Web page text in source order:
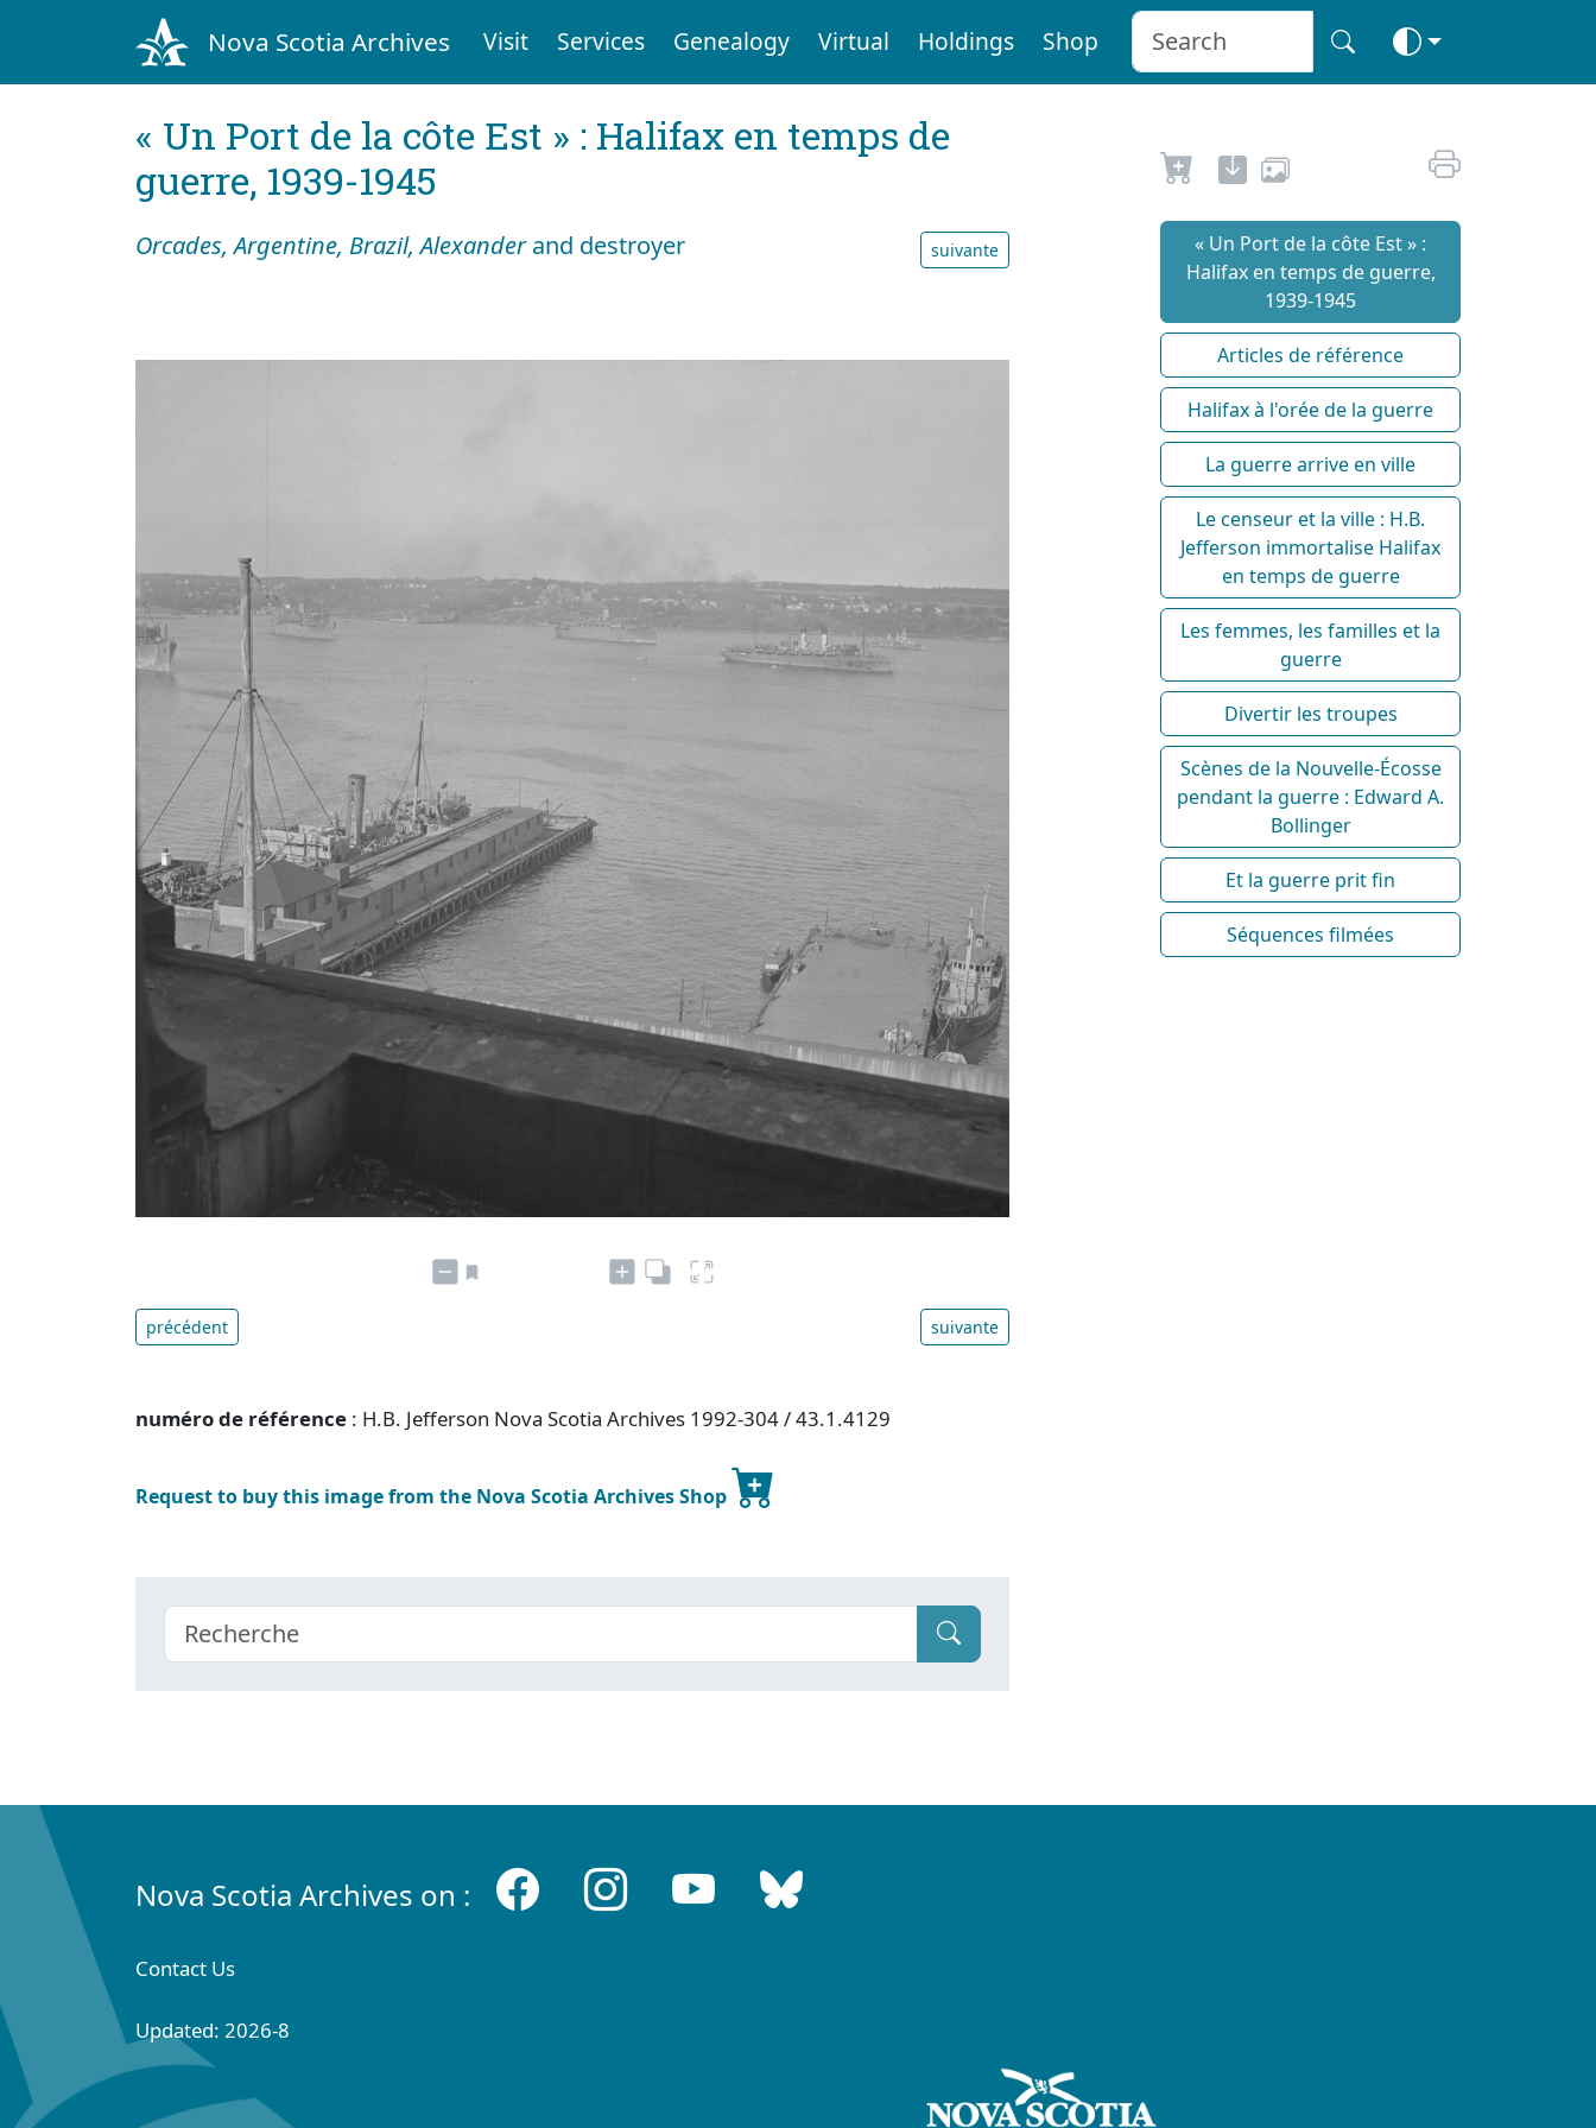
Nova Scotia Archives Visit Services Genealogy Virtual Holdings Shop
« Un Port de la côte Est » : Halifax en temps de
guerre, 1939-1945
Orcades, Argentine, Brazil, Alexanderand destroyer suivante
précédent suivante
numéro de référence : H.B. Jefferson Nova Scotia Archives 1992-304 / 43.1.4129
Request to buy this image from the Nova Scotia Archives Shop
« Un Port de la côte Est » :
Halifax en temps de guerre,
1939-1945
Articles de référence
Halifax à l'orée de la guerre
La guerre arrive en ville
Le censeur et la ville : H.B.
Jefferson immortalise Halifax
en temps de guerre
Les femmes, les familles et la
guerre
Divertir les troupes
Scènes de la Nouvelle-Écosse
pendant la guerre : Edward A.
Bollinger
Et la guerre prit fin
Séquences filmées
Nova Scotia Archives on :
Contact Us
Updated: 2026-8